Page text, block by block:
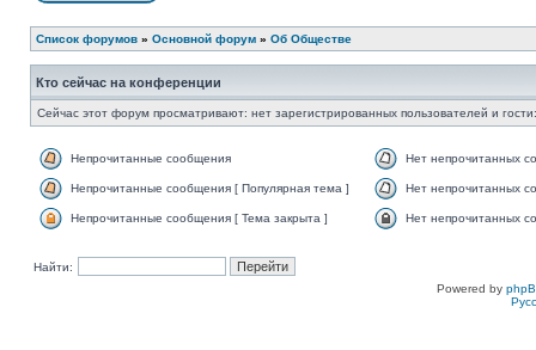
Список форумов » Основной форум » Об Обществе
Кто сейчас на конференции
Сейчас этот форум просматривают: нет зарегистрированных пользователей и
Непрочитанные сообщения Нет непрочитанных
Непрочитанные сообщения [ Популярная тема ] Нет непрочитанных
Непрочитанные сообщения [ Тема закрыта ] Нет непрочитанных
Найти:
Powered by